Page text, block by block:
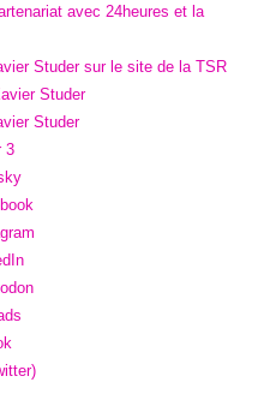
avec 24heures et la
Studer sur le site de la TSR
Studer
Studer
3